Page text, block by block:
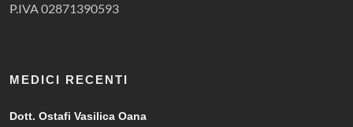
P.IVA 02871390593
MEDICI RECENTI
Dott. Ostafi Vasilica Oana